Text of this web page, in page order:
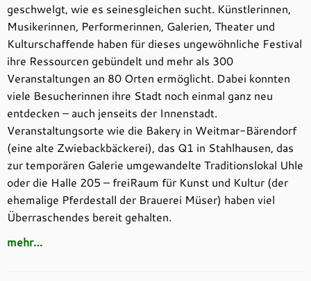
geschwelgt, wie es seinesgleichen sucht. Künstlerinnen,
Musikerinnen, Performerinnen, Galerien, Theater und
Kulturschaffende haben für dieses ungewöhnliche Festival
ihre Ressourcen gebündelt und mehr als 300
Veranstaltungen an 80 Orten ermöglicht. Dabei konnten
viele Besucherinnen ihre Stadt noch einmal ganz neu
entdecken – auch jenseits der Innenstadt.
Veranstaltungsorte wie die Bakery in Weitmar-Bärendorf
(eine alte Zwiebackbäckerei), das Q1 in Stahlhausen, das
zur temporären Galerie umgewandelte Traditionslokal Uhle
oder die Halle 205 – freiRaum für Kunst und Kultur (der
ehemalige Pferdestall der Brauerei Müser) haben viel
Überraschendes bereit gehalten.
mehr…